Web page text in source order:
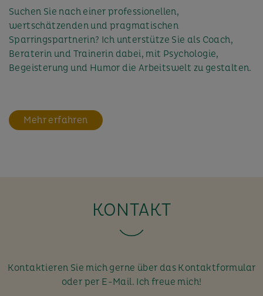
Suchen Sie nach einer professionellen,
wertschätzenden und pragmatischen
Sparringspartnerin? Ich unterstütze Sie als Coach,
Beraterin und Trainerin dabei, mit Psychologie,
Begeisterung und Humor die Arbeitswelt zu gestalten.
Mehr erfahren
KONTAKT
Kontaktieren Sie mich gerne über das Kontaktformular
oder per E-Mail. Ich freue mich!